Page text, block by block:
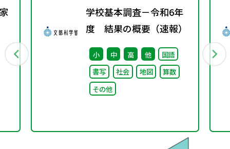
学校基本調査－令和6年
度 結果の概要（速報）
小 中 高 他
国語
書写
社会 地図
算数
その他